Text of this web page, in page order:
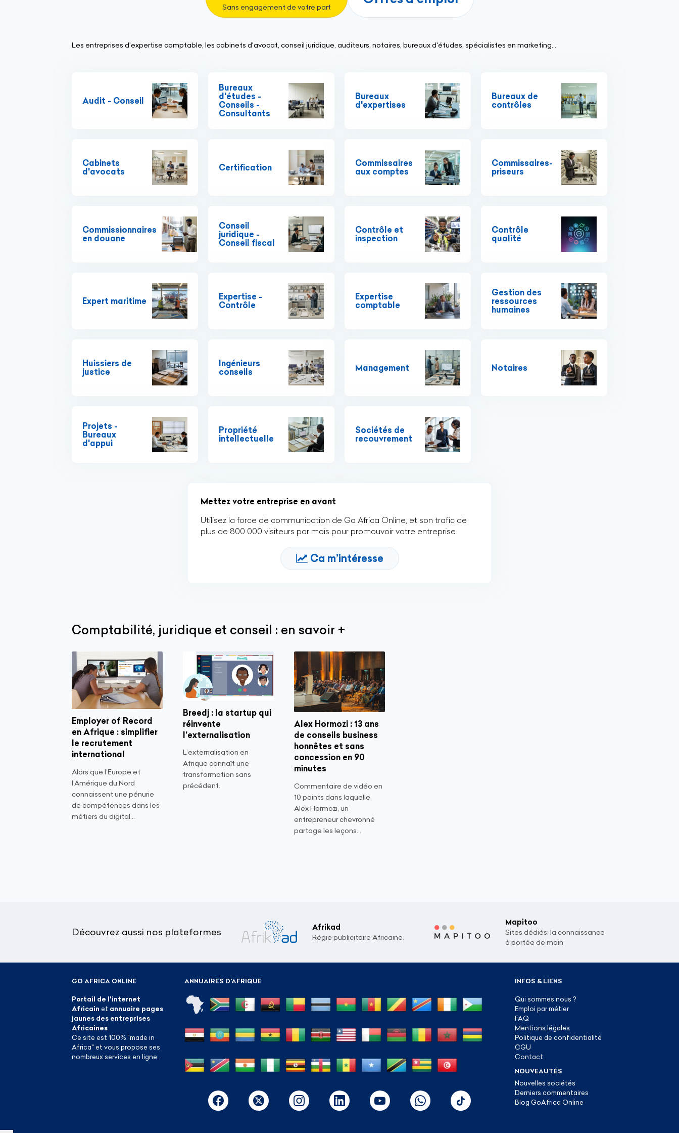
Sans engagement de votre part
Les entreprises d'expertise comptable, les cabinets d'avocat, conseil juridique, auditeurs, notaires, bureaux d'études, spécialistes en marketing...
Audit - Conseil
Bureaux
d'études -
Conseils -
Consultants
Bureaux
d'expertises
Bureaux de
contrôles
Cabinets
d'avocats
Certification
Commissaires
aux comptes
Commissaires-
priseurs
Commissionnaires
en douane
Conseil
juridique -
Conseil fiscal
Contrôle et
inspection
Contrôle
qualité
Expert maritime
Expertise -
Contrôle
Expertise
comptable
Gestion des
ressources
humaines
Huissiers de
justice
Ingénieurs
conseils
Management Notaires
Projets -
Bureaux
d'appui
Propriété
intellectuelle
Sociétés de
recouvrement
Mettez votre entreprise en avant
Utilisez la force de communication de Go Africa Online, et son trafic de
plus de 800 000 visiteurs par mois pour promouvoir votre entreprise
Ca m’intéresse
Comptabilité, juridique et conseil : en savoir +
Employer of Record
en Afrique : simplifier
le recrutement
international
Alors que l’Europe et
l’Amérique du Nord
connaissent une pénurie
de compétences dans les
métiers du digital...
Breedj : la startup qui
réinvente
l’externalisation
L’externalisation en
Afrique connaît une
transformation sans
précédent.
Alex Hormozi : 13 ans
de conseils business
honnêtes et sans
concession en 90
minutes
Commentaire de vidéo en
10 points dans laquelle
Alex Hormozi, un
entrepreneur chevronné
partage les leçons...
Découvrez aussi nos plateformes
Afrikad
Régie publicitaire Africaine.
Mapitoo
Sites dédiés: la connaissance
à portée de main
ANNUAIRES D'AFRIQUE
GO AFRICA ONLINE
Portail de l'internet
Africain et annuaire pages
jaunes des entreprises
Africaines
Ce site est 100% "made in
Africa" et vous propose ses
nombreux services en ligne.
INFOS & LIENS
Qui sommes nous ?
Emploi par métier
FAQ
Mentions légales
Politique de confidentialité
CGU
Contact
NOUVEAUTÉS
Nouvelles sociétés
Derniers commentaires
Blog GoAfrica Online